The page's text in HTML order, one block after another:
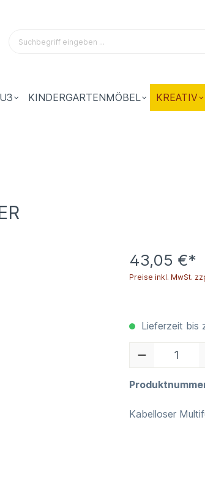
U3 KINDERGARTENMÖBEL KREATIV
43,05 €*
Preise inkl. MwSt.
Lieferzeit bis
Kabelloser